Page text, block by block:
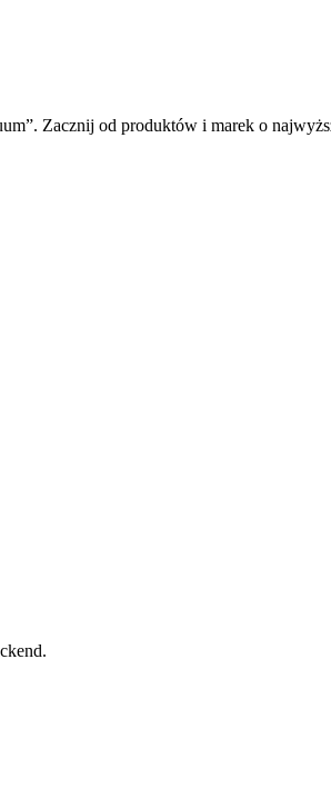
Zacznij od produktów i marek o